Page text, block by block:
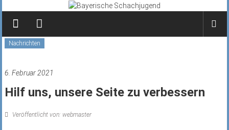
springen
Nachrichten
6. Februar 2021
Hilf uns, unsere Seite zu verbessern
Veröffentlicht von: webmaster